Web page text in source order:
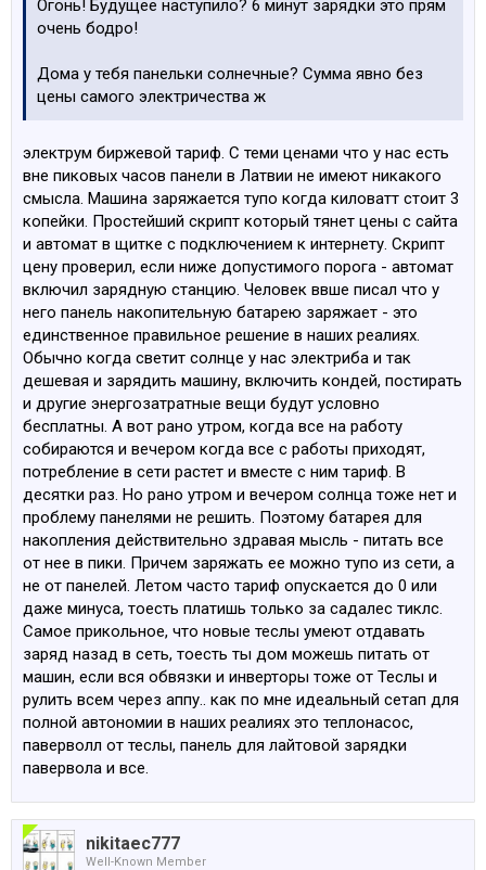
Огонь! Будущее наступило? 6 минут зарядки это прям
очень бодро!
Дома у тебя панельки солнечные? Сумма явно без
цены самого электричества ж
электрум биржевой тариф. С теми ценами что у нас есть
вне пиковых часов панели в Латвии не имеют никакого
смысла. Машина заряжается тупо когда киловатт стоит 3
копейки. Простейший скрипт который тянет цены с сайта
и автомат в щитке с подключением к интернету. Скрипт
цену проверил, если ниже допустимого порога - автомат
включил зарядную станцию. Человек ввше писал что у
него панель накопительную батарею заряжает - это
единственное правильное решение в наших реалиях.
Обычно когда светит солнце у нас электриба и так
дешевая и зарядить машину, включить кондей, постирать
и другие энергозатратные вещи будут условно
бесплатны. А вот рано утром, когда все на работу
собираются и вечером когда все с работы приходят,
потребление в сети растет и вместе с ним тариф. В
десятки раз. Но рано утром и вечером солнца тоже нет и
проблему панелями не решить. Поэтому батарея для
накопления действительно здравая мысль - питать все
от нее в пики. Причем заряжать ее можно тупо из сети, а
не от панелей. Летом часто тариф опускается до 0 или
даже минуса, тоесть платишь только за садалес тиклс.
Самое прикольное, что новые теслы умеют отдавать
заряд назад в сеть, тоесть ты дом можешь питать от
машин, если вся обвязки и инверторы тоже от Теслы и
рулить всем через аппу.. как по мне идеальный сетап для
полной автономии в наших реалиях это теплонасос,
паверволл от теслы, панель для лайтовой зарядки
павервола и все.
nikitaec777
Well-Known Member